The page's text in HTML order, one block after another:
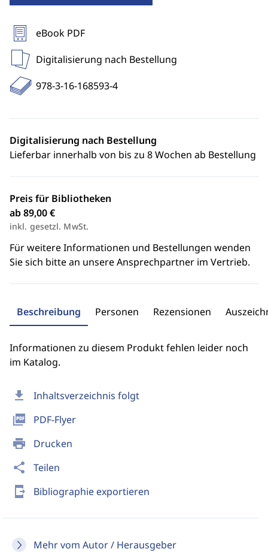
download Inhaltsverzeichnis folgt
picture_as_pdf PDF-Flyer
print Drucken
share Teilen
send_to_mobile Bibliographie exportieren
Mehr vom Autor / Herausgeber
eBook PDF
Digitalisierung nach Bestellung
978-3-16-168593-4
Digitalisierung nach Bestellung
Lieferbar innerhalb von bis zu 8 Wochen ab Bestellung
Preis für Bibliotheken
ab 89,00 €
inkl. gesetzl. MwSt.
Für weitere Informationen und Bestellungen wenden
Sie sich bitte an unsere Ansprechpartner im Vertrieb.
Beschreibung Personen Rezensionen
Informationen zu diesem Produkt fehlen leider noch
im Katalog.